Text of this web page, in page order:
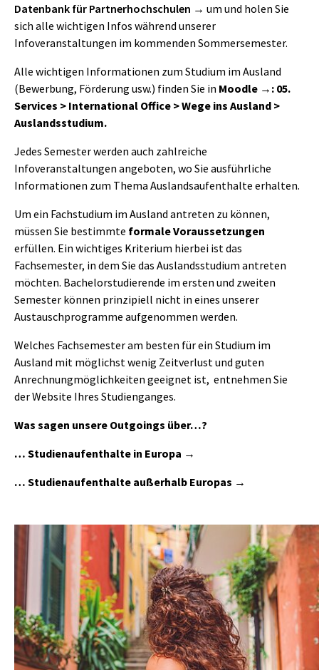
Datenbank für Partnerhochschulen
um und holen Sie
sich alle wichtigen Infos während unserer
Infoveranstaltungen im kommenden Sommersemester.
Alle wichtigen Informationen zum Studium im Ausland
(Bewerbung, Förderung usw.) finden Sie in Moodle
: 05.
Services > International Office > Wege ins Ausland >
Auslandsstudium.
Jedes Semester werden auch zahlreiche
Infoveranstaltungen angeboten, wo Sie ausführliche
Informationen zum Thema Auslandsaufenthalte erhalten.
Um ein Fachstudium im Ausland antreten zu können,
müssen Sie bestimmte formale Voraussetzungen
erfüllen. Ein wichtiges Kriterium hierbei ist das
Fachsemester, in dem Sie das Auslandsstudium antreten
möchten. Bachelorstudierende im ersten und zweiten
Semester können prinzipiell nicht in eines unserer
Austauschprogramme aufgenommen werden.
Welches Fachsemester am besten für ein Studium im
Ausland mit möglichst wenig Zeitverlust und guten
Anrechnungmöglichkeiten geeignet ist, entnehmen Sie
der Website Ihres Studienganges.
Was sagen unsere Outgoings über…?
… Studienaufenthalte in Europa
… Studienaufenthalte außerhalb Europas